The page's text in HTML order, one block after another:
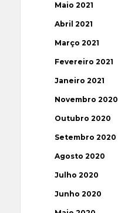
Maio 2021
Abril 2021
Março 2021
Fevereiro 2021
Janeiro 2021
Novembro 2020
Outubro 2020
Setembro 2020
Agosto 2020
Julho 2020
Junho 2020